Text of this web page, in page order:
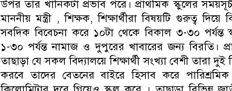
উপর তার খানিকটা প্রভাব পরে। প্রাথমিক স্কুলের
মাননীয় মন্ত্রী , শিক্ষক, শিক্ষার্থীরা বিষয়টি গুরুত্ব
সবদিক বিবেচনা করে ১০টা থেকে বিকাল ৩-৩০
১-৩০ পর্যন্ত নামাজ ও দুপুরের খাবারের জন্য বিরতি।
তাছাড়া যে সকল বিদ্যালয়ে শিক্ষার্থী সংখ্যা বেশী তারা
করবে তাদের বেতনের বাইরে হিসাব করে